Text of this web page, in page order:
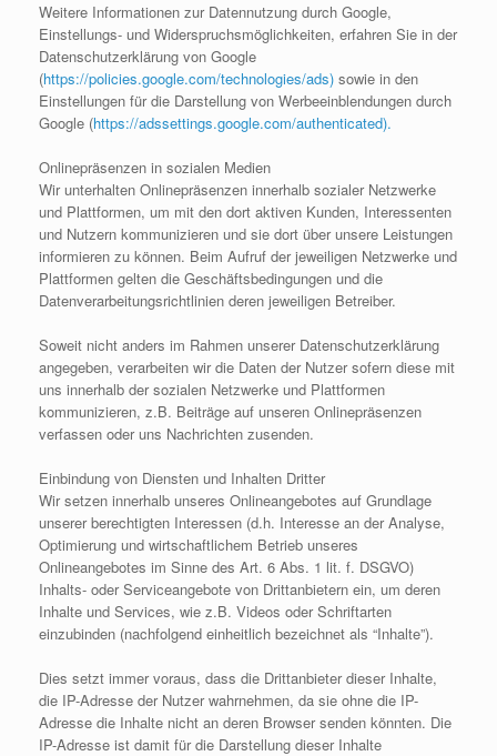
Weitere Informationen zur Datennutzung durch Google,
Einstellungs- und Widerspruchsmöglichkeiten, erfahren Sie in der
Datenschutzerklärung von Google
(https://policies.google.com/technologies/ads) sowie in den
Einstellungen für die Darstellung von Werbeeinblendungen durch
Google (https://adssettings.google.com/authenticated).
Onlinepräsenzen in sozialen Medien
Wir unterhalten Onlinepräsenzen innerhalb sozialer Netzwerke
und Plattformen, um mit den dort aktiven Kunden, Interessenten
und Nutzern kommunizieren und sie dort über unsere Leistungen
informieren zu können. Beim Aufruf der jeweiligen Netzwerke und
Plattformen gelten die Geschäftsbedingungen und die
Datenverarbeitungsrichtlinien deren jeweiligen Betreiber.
Soweit nicht anders im Rahmen unserer Datenschutzerklärung
angegeben, verarbeiten wir die Daten der Nutzer sofern diese mit
uns innerhalb der sozialen Netzwerke und Plattformen
kommunizieren, z.B. Beiträge auf unseren Onlinepräsenzen
verfassen oder uns Nachrichten zusenden.
Einbindung von Diensten und Inhalten Dritter
Wir setzen innerhalb unseres Onlineangebotes auf Grundlage
unserer berechtigten Interessen (d.h. Interesse an der Analyse,
Optimierung und wirtschaftlichem Betrieb unseres
Onlineangebotes im Sinne des Art. 6 Abs. 1 lit. f. DSGVO)
Inhalts- oder Serviceangebote von Drittanbietern ein, um deren
Inhalte und Services, wie z.B. Videos oder Schriftarten
einzubinden (nachfolgend einheitlich bezeichnet als “Inhalte”).
Dies setzt immer voraus, dass die Drittanbieter dieser Inhalte,
die IP-Adresse der Nutzer wahrnehmen, da sie ohne die IP-
Adresse die Inhalte nicht an deren Browser senden könnten. Die
IP-Adresse ist damit für die Darstellung dieser Inhalte